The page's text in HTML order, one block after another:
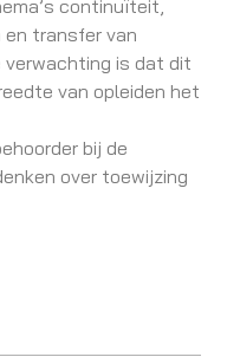
continuïteit,
transfer van
verwachting is dat dit
van opleiden het
bij de
over toewijzing